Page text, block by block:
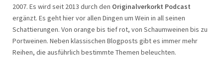
2007. Es wird seit 2013 durch den Originalverkorkt Podcast
ergänzt. Es geht hier vor allen Dingen um Wein in all seinen
Schattierungen. Von orange bis tief rot, von Schaumweinen bis zu
Portweinen. Neben klassischen Blogposts gibt es immer mehr
Reihen, die ausführlich bestimmte Themen beleuchten.